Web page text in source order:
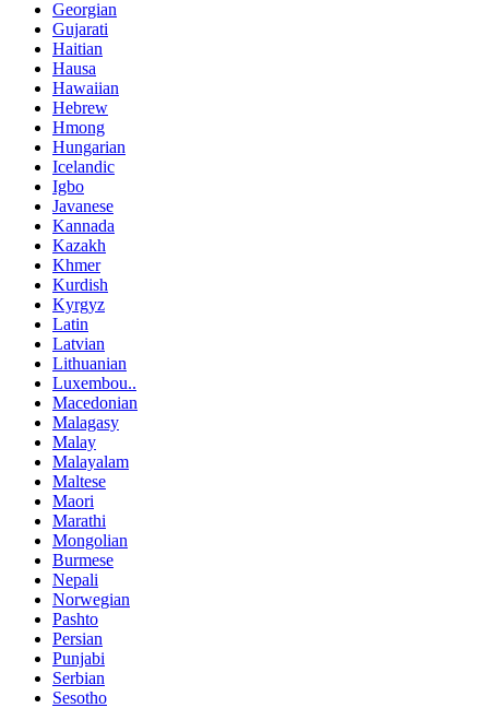
Georgian
Gujarati
Haitian
Hausa
Hawaiian
Hebrew
Hmong
Hungarian
Icelandic
Igbo
Javanese
Kannada
Kazakh
Khmer
Kurdish
Kyrgyz
Latin
Latvian
Lithuanian
Luxembou..
Macedonian
Malagasy
Malay
Malayalam
Maltese
Maori
Marathi
Mongolian
Burmese
Nepali
Norwegian
Pashto
Persian
Punjabi
Serbian
Sesotho